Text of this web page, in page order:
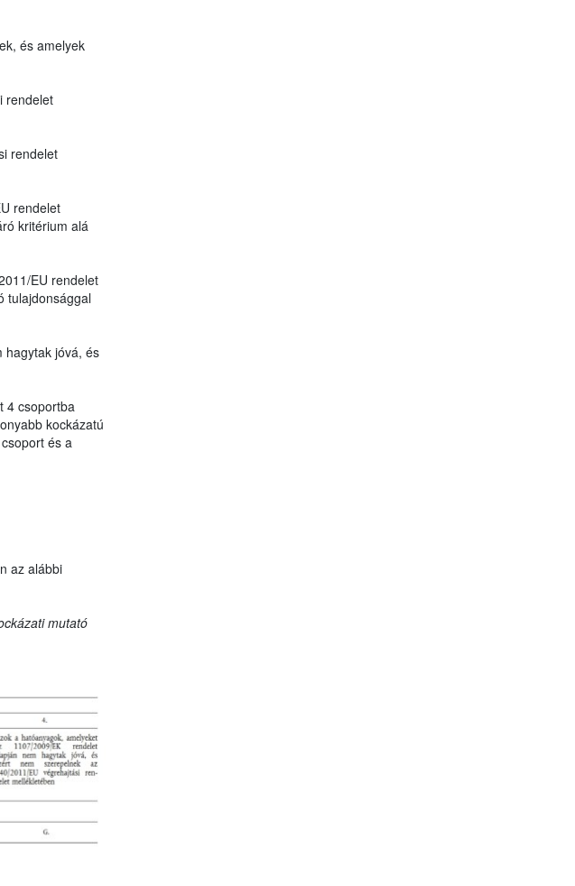
és amelyek
rendelet
rendelet
rendelet
kritérium alá
EU rendelet
tulajdonsággal
hagytak jóvá, és
4 csoportba
kockázatú
és a
az alábbi
mutató